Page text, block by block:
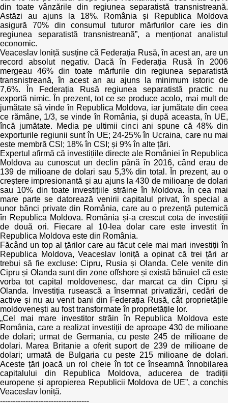
din toate vânzările din regiunea separatistă transnistreană.
Astăzi au ajuns la 18%. România și Republica Moldova
asigură 70% din consumul tuturor mărfurilor care ies din
regiunea separatistă transnistreană”, a menționat analistul
economic.
Veaceslav Ioniță susține că Federația Rusă, în acest an, are un
record absolut negativ. Dacă în Federația Rusă în 2006
mergeau 46% din toate mărfurile din regiunea separatistă
transnistreană, în acest an au ajuns la minimum istoric de
7,6%. În Federația Rusă regiunea separatistă practic nu
exportă nimic. În prezent, tot ce se produce acolo, mai mult de
jumătate să vinde în Republica Moldova, iar jumătate din ceea
ce rămâne, 1/3, se vinde în România, și după aceasta, în UE,
încă jumătate. Media pe ultimii cinci ani spune că 48% din
exporturile regiunii sunt în UE; 24-25% în Ucraina, care nu mai
este membră CSI; 18% în CSI; și 9% în alte țări.
Expertul afirmă că investițiile directe ale României în Republica
Moldova au cunoscut un declin până în 2016, când erau de
139 de milioane de dolari sau 5,3% din total. În prezent, au o
creștere impresionantă și au ajuns la 430 de milioane de dolari
sau 10% din toate investițiile străine în Moldova. În cea mai
mare parte se datorează venirii capitalul privat, în special a
unor bănci private din România, care au o prezență puternică
în Republica Moldova. România și-a crescut cota de investiții
de două ori. Fiecare al 10-lea dolar care este investit în
Republica Moldova este din România.
Făcând un top al țărilor care au făcut cele mai mari investiții în
Republica Moldova, Veaceslav Ioniță a opinat că trei țări ar
trebui să fie excluse: Cipru, Rusia și Olanda. Cele venite din
Cipru și Olanda sunt din zone offshore și există bănuiel că este
vorba tot capital moldovenesc, dar marcat ca din Cipru și
Olanda. Investiția rusească a însemnat privatizări, cedări de
active și nu au venit bani din Federația Rusă, cât proprietățile
moldovenești au fost transformate în proprietățile lor.
„Cel mai mare investitor străin în Republica Moldova este
România, care a realizat investiții de aproape 430 de milioane
de dolari; urmat de Germania, cu peste 245 de milioane de
dolari. Marea Britanie a oferit suport de 239 de milioane de
dolari; urmată de Bulgaria cu peste 215 milioane de dolari.
Aceste țări joacă un rol cheie în tot ce înseamnă înnobilarea
capitalului din Republica Moldova, aducerea de tradiții
europene și apropierea Republicii Moldova de UE”, a conchis
Veaceslav Ioniță.
-----------------------------------